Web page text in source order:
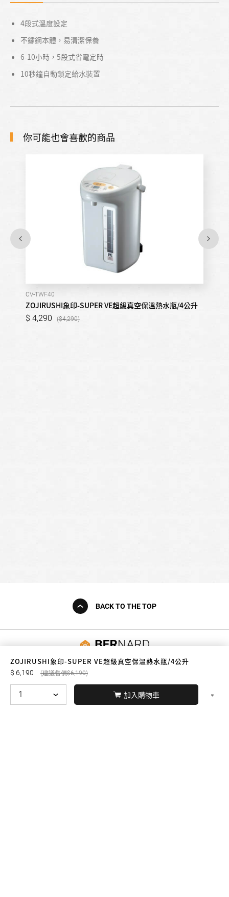
ZOJIRUSHI象印-SUPER VE超級真空保溫熱水瓶/4公升
6,190 6,190
加入購物車
4段式溫度設定
不鏽鋼本體，易清潔保養
6-10小時，5段式省電定時
10秒鐘自動鎖定給水裝置
你可能也會喜歡的商品
CV-TWF40
ZOJIRUSHI象印-SUPER VE超級真空保溫熱水瓶/4公升
4,290 4,290
BACK TO THE TOP
友誠購物
© BERNARD 2021 WEBDESIGN